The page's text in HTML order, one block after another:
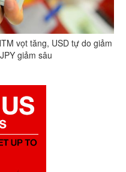
vọt tăng, USD tự do giảm
giảm sâu